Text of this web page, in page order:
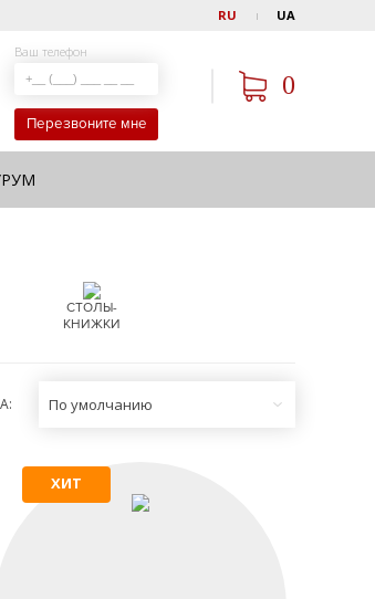
RU UA
Ваш телефон
Перезвоните мне
0
СТОЛЫ-
КНИЖКИ
По умолчанию
ХИТ